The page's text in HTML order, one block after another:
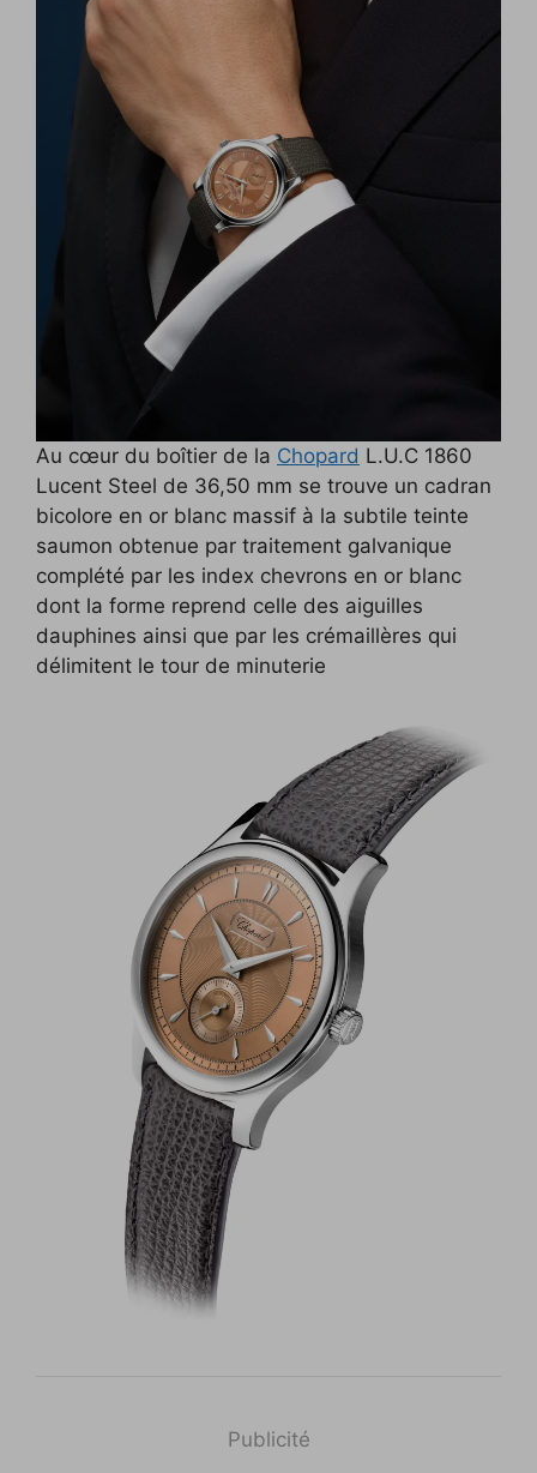
Au cœur du boîtier de la Chopard L.U.C 1860
Lucent Steel de 36,50 mm se trouve un cadran
bicolore en or blanc massif à la subtile teinte
saumon obtenue par traitement galvanique
complété par les index chevrons en or blanc
dont la forme reprend celle des aiguilles
dauphines ainsi que par les crémaillères qui
délimitent le tour de minuterie
Publicité